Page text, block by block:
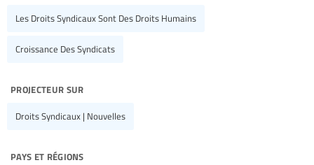
Les Droits Syndicaux Sont Des Droits Humains
Croissance Des Syndicats
projecteur sur
Droits Syndicaux | Nouvelles
pays et régions